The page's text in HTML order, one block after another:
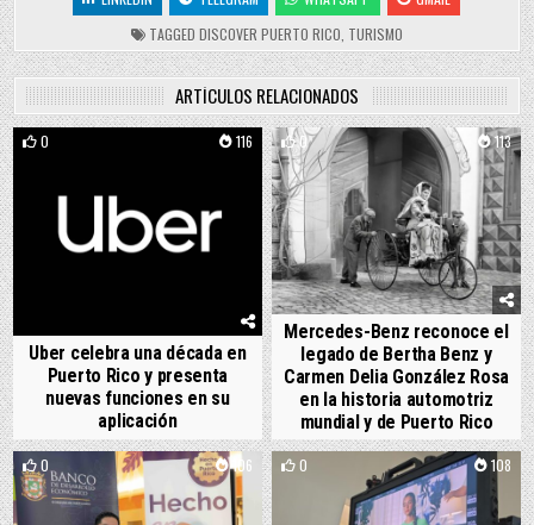
TAGGED DISCOVER PUERTO RICO TURISMO
ARTÍCULOS RELACIONADOS
0 116
Uber celebra una década en
Puerto Rico y presenta
nuevas funciones en su
aplicación
0 113
Mercedes-Benz reconoce el
legado de Bertha Benz y
Carmen Delia González Rosa
en la historia automotriz
mundial y de Puerto Rico
0 106 0 108